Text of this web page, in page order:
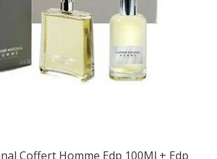
Coffert Homme Edp 100Ml + Edp